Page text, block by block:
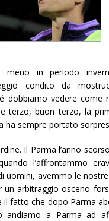
in periodo
condito da
dobbiamo vedere come
terzo, buon terzo, la
ha sempre portato
Il Parma l’anno
l’affrontammo
uomini, avemmo le
un arbitraggio osceno
il fatto che dopo Parma
andiamo a Parma ad